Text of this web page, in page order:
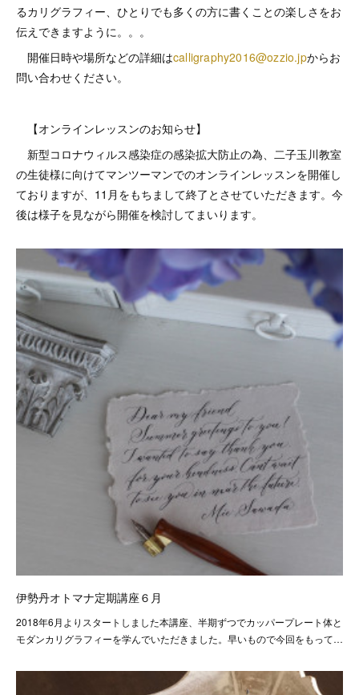
るカリグラフィー、ひとりでも多くの方に書くことの楽しさをお
伝えできますように。。。
開催日時や場所などの詳細はcalligraphy2016@ozzio.jpからお
問い合わせください。
【オンラインレッスンのお知らせ】
新型コロナウィルス感染症の感染拡大防止の為、二子玉川教室
の生徒様に向けてマンツーマンでのオンラインレッスンを開催し
ておりますが、11月をもちまして終了とさせていただきます。今
後は様子を見ながら開催を検討してまいります。
伊勢丹オトマナ定期講座６月
2018年6月よりスタートしました本講座、半期ずつでカッパープレート体と
モダンカリグラフィーを学んでいただきました。早いもので今回をもって…